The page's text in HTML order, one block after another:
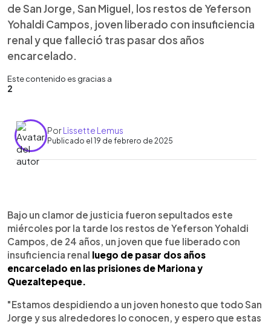
de San Jorge, San Miguel, los restos de Yeferson
Yohaldi Campos, joven liberado con insuficiencia
renal y que falleció tras pasar dos años
encarcelado.
Este contenido es gracias a
2
PorLissette Lemus
Publicado el 19 de febrero de 2025
Escuchar artículo
Bajo un clamor de justicia fueron sepultados este
miércoles por la tarde los restos de Yeferson Yohaldi
Campos, de 24 años, un joven que fue liberado con
insuficiencia renal luego de pasar dos años
encarcelado en las prisiones de Mariona y
Quezaltepeque.
"Estamos despidiendo a un joven honesto que todo San
Jorge y sus alrededores lo conocen, y espero que estas